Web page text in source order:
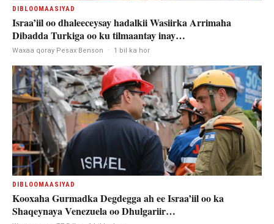
DIBLOOMAASIYAD
Israa’iil oo dhaleeceysay hadalkii Wasiirka Arrimaha
Dibadda Turkiga oo ku tilmaantay inay…
Waxaa qoray Pesax Benson · 1 bil ka hor
DIBLOOMAASIYAD
Kooxaha Gurmadka Degdegga ah ee Israa’iil oo ka
Shaqeynaya Venezuela oo Dhulgariir…